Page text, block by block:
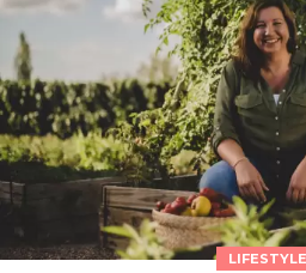
LIFESTYLE